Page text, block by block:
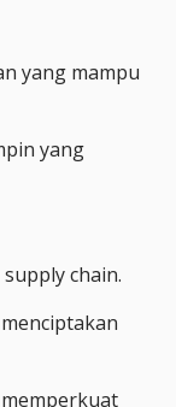
yang mampu
yang
chain.